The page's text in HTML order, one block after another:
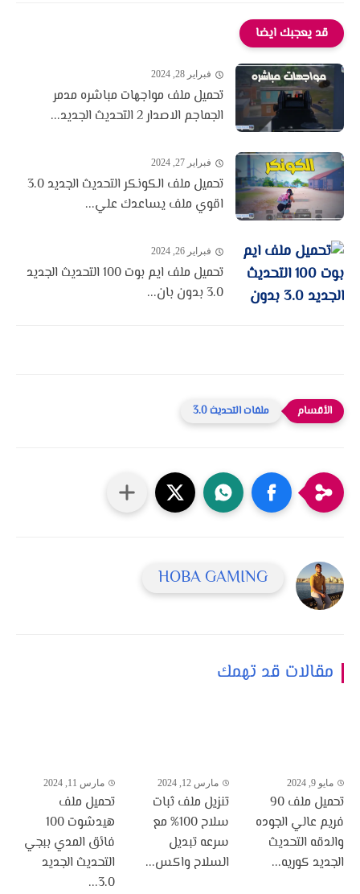
قد يعجبك ايضا
فبراير 28, 2024
تحميل ملف مواجهات مباشره مدمر
الجماجم الاصدار 2 التحديث الجديد...
فبراير 27, 2024
تحميل ملف الكونكر التحديث الجديد 3.0
اقوي ملف يساعدك علي...
فبراير 26, 2024
تحميل ملف ايم بوت 100 التحديث الجديد
3.0 بدون بان...
ملفات التحديث 3.0
HOBA GAMING
مقالات قد تهمك
مايو 9, 2024
تحميل ملف 90
فريم عالي الجوده
والدقه التحديث
الجديد كوريه...
مارس 12, 2024
تنزيل ملف ثبات
سلاح 100% مع
سرعه تبديل
السلاح واكس...
مارس 11, 2024
تحميل ملف
هيدشوت 100
فائق المدي ببجي
التحديث الجديد
3.0...